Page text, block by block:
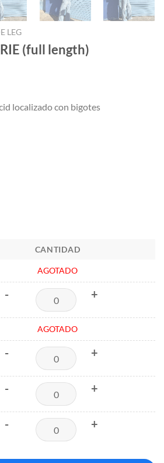
LEG
(full length)
localizado con bigotes
CANTIDAD
AGOTADO
- +
AGOTADO
- +
- +
- +